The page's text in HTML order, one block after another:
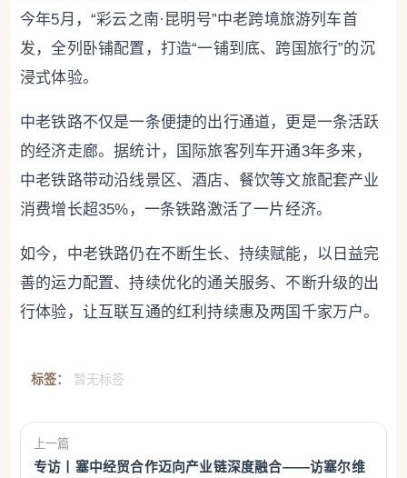
今年5月，“彩云之南·昆明号”中老跨境旅游列车首
发，全列卧铺配置，打造“一铺到底、跨国旅行”的沉
浸式体验。
中老铁路不仅是一条便捷的出行通道，更是一条活跃
的经济走廊。据统计，国际旅客列车开通3年多来，
中老铁路带动沿线景区、酒店、餐饮等文旅配套产业
消费增长超35%，一条铁路激活了一片经济。
如今，中老铁路仍在不断生长、持续赋能，以日益完
善的运力配置、持续优化的通关服务、不断升级的出
行体验，让互联互通的红利持续惠及两国千家万户。
标签： 暂无标签
上一篇
专访丨塞中经贸合作迈向产业链深度融合——访塞尔维